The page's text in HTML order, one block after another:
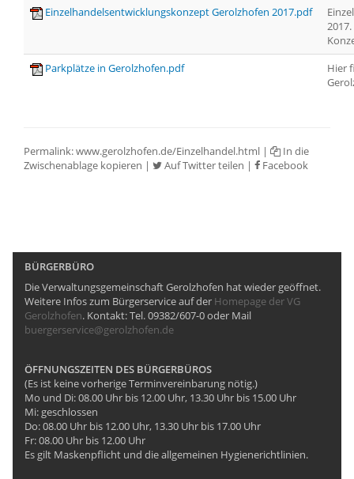
Einzelhandelsentwicklungskonzept Gerolzhofen 2017.pdf
Parkplätze in Gerolzhofen.pdf
Hier
Permalink:www.gerolzhofen.de/Einzelhandel.html |
In die
Zwischenablage kopieren | Auf Twitter teilen | Facebook
BÜRGERBÜRO
Die Verwaltungsgemeinschaft Gerolzhofen hat wieder geöffnet.
Weitere Infos zum Bürgerservice auf der Homepage der VG
Gerolzhofen. Kontakt: Tel. 09382/607-0 oder Mail
buergerservice@gerolzhofen.de
ÖFFNUNGSZEITEN DES BÜRGERBÜROS
(Es ist keine vorherige Terminvereinbarung nötig.)
Mo und Di: 08.00 Uhr bis 12.00 Uhr, 13.30 Uhr bis 15.00 Uhr
Mi: geschlossen
Do: 08.00 Uhr bis 12.00 Uhr, 13.30 Uhr bis 17.00 Uhr
Fr: 08.00 Uhr bis 12.00 Uhr
Es gilt Maskenpflicht und die allgemeinen Hygienerichtlinien.